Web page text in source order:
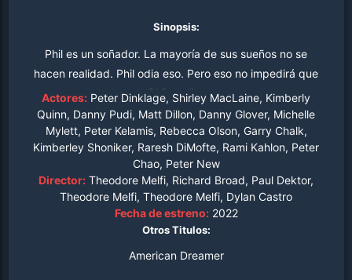
Sinopsis:
Phil es un soñador. La mayoría de sus sueños no se
hacen realidad. Phil odia eso. Pero eso no impedirá que
Phil sueñe.
Actores: Peter Dinklage, Shirley MacLaine, Kimberly
Quinn, Danny Pudi, Matt Dillon, Danny Glover, Michelle
Mylett, Peter Kelamis, Rebecca Olson, Garry Chalk,
Kimberley Shoniker, Raresh DiMofte, Rami Kahlon, Peter
Chao, Peter New
Director: Theodore Melfi, Richard Broad, Paul Dektor,
Theodore Melfi, Theodore Melfi, Dylan Castro
Fecha de estreno: 2022
Otros Titulos:
American Dreamer